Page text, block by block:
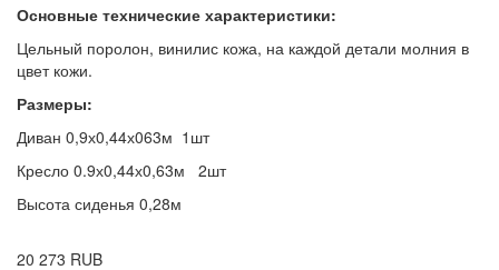
Основные технические характеристики:
Цельный поролон, винилис кожа, на каждой детали молния в
цвет кожи.
Размеры:
Диван 0,9х0,44х063м 1шт
Кресло 0.9х0,44х0,63м 2шт
Высота сиденья 0,28м
20 273 RUB